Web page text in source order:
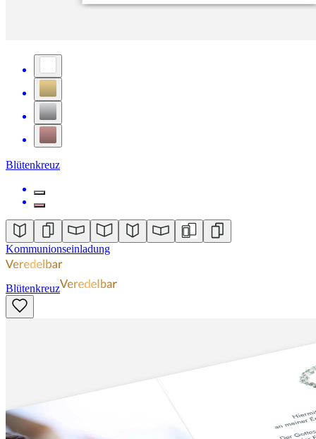
Blütenkreuz
Kommunionseinladung
Blütenkreuz